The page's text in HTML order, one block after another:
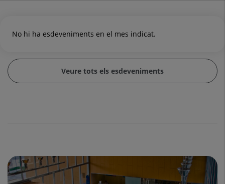
No hi ha esdeveniments en el mes indicat.
Veure tots els esdeveniments